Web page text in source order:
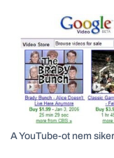
A YouTube-ot nem